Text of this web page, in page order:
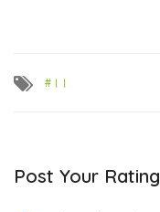
#।।
Post Your Rating